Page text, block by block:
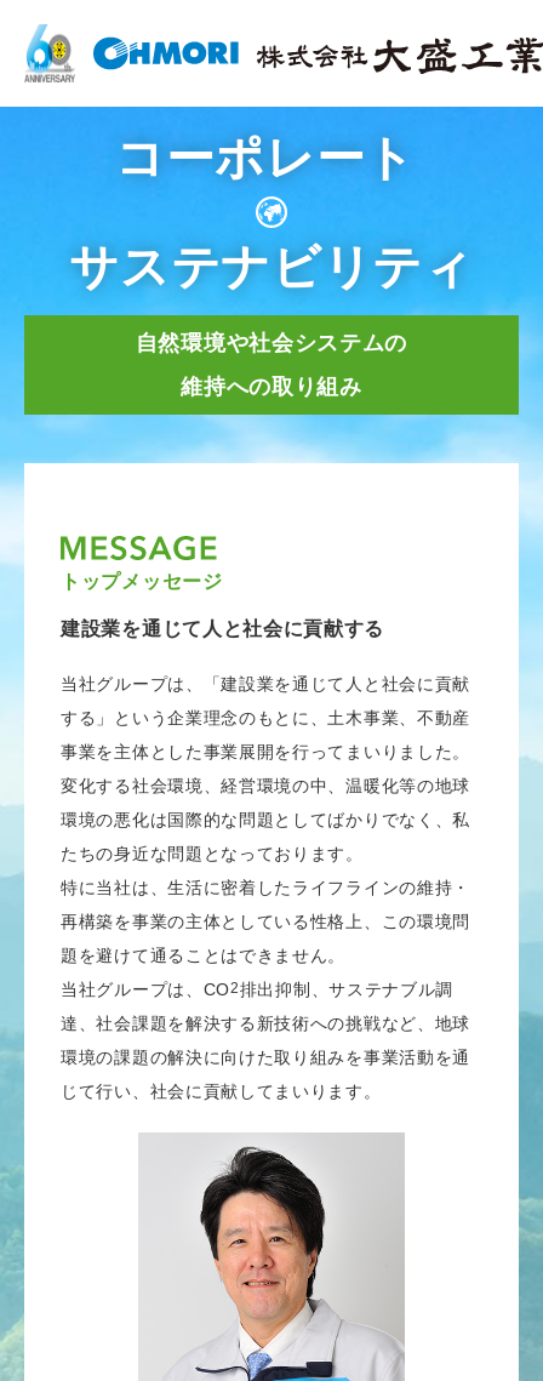
コーポレート
サステナビリティ
自然環境や社会システムの
維持への取り組み
トップメッセージ
建設業を通じて人と社会に貢献する
当社グループは、「建設業を通じて人と社会に貢献
する」という企業理念のもとに、土木事業、不動産
事業を主体とした事業展開を行ってまいりました。
変化する社会環境、経営環境の中、温暖化等の地球
環境の悪化は国際的な問題としてばかりでなく、私
たちの身近な問題となっております。
特に当社は、生活に密着したライフラインの維持・
再構築を事業の主体としている性格上、この環境問
題を避けて通ることはできません。
当社グループは、CO2排出抑制、サステナブル調
達、社会課題を解決する新技術への挑戦など、地球
環境の課題の解決に向けた取り組みを事業活動を通
じて行い、社会に貢献してまいります。